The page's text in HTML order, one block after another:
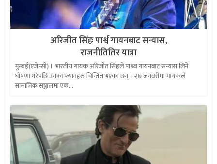
अरिजीत सिंहः पार्श्व गायनबाट सन्यास,
राजनीतितिर यात्रा
मुम्बई(एजेन्सी) । भारतीय गायक अरिजीत सिंहले पाश्र्व गायनबाट सन्यास लिने
घोषणा गरेपछि उनका फ्यानहरु चिन्तित भएका छन् । २७ जनवरीमा गायकले
सामाजिक सञ्जालमा एक...